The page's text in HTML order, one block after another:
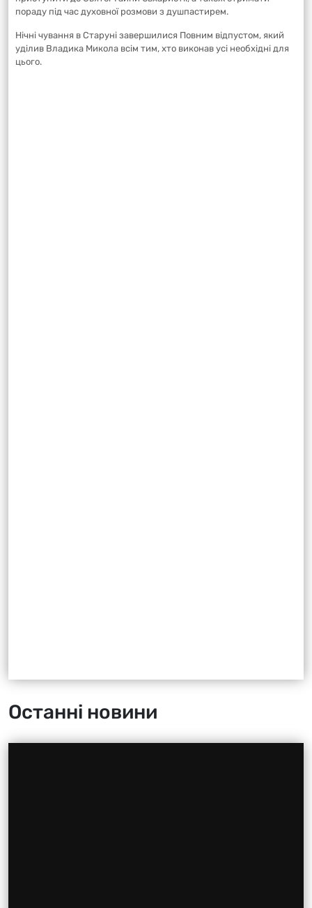
пораду під час духовної розмови з душпастирем.
Нічні чування в Старуні завершилися Повним відпустом, який
уділив Владика Микола всім тим, хто виконав усі необхідні для
цього.
Останні новини